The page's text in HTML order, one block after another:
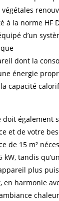
à la norme HF
d’un
dont la
énergie
capacité
doit également
et de votre
de 15 m²
kW, tandis
plus
en harmonie